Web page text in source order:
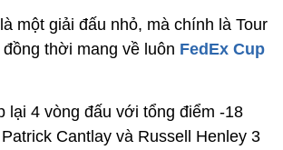
một giải đấu nhỏ, mà chính là Tour
thời mang về luôn FedEx Cup
lại 4 vòng đấu với tổng điểm -18
Cantlay và Russell Henley 3